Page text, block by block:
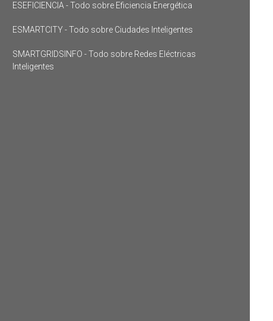
ESEFICIENCIA - Todo sobre Eficiencia Energética
ESMARTCITY - Todo sobre Ciudades Inteligentes
SMARTGRIDSINFO - Todo sobre Redes Eléctricas
Inteligentes